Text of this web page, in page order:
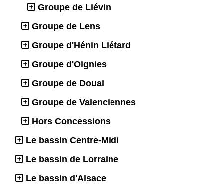
Groupe de Liévin
Groupe de Lens
Groupe d'Hénin Liétard
Groupe d'Oignies
Groupe de Douai
Groupe de Valenciennes
Hors Concessions
Le bassin Centre-Midi
Le bassin de Lorraine
Le bassin d'Alsace